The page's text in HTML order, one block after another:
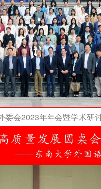
会2023年年会暨学术研